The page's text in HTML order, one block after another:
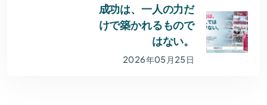
成功は、一人の力だ
けで築かれるもので
はない。
2026年05月25日